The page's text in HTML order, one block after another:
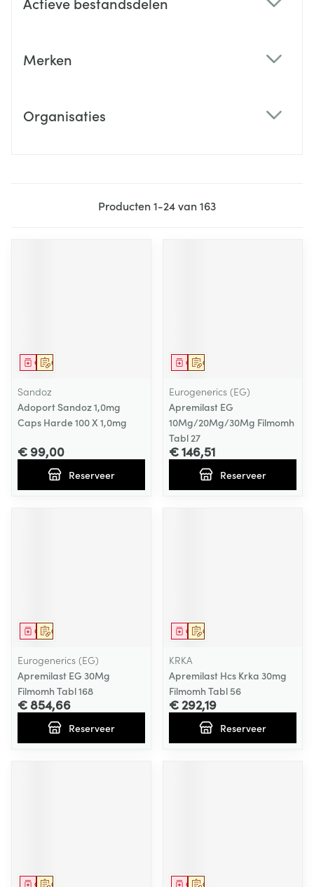
Merken
Organisaties
Producten1-24van163
Op voorschrift
Geneesmiddel
Sandoz
Adoport Sandoz 1,0mg
Caps Harde 100 X 1,0mg
€ 99,00
Reserveer
Op voorschrift
Geneesmiddel
Eurogenerics (EG)
Apremilast EG
10Mg/20Mg/30Mg Filmomh
Tabl 27
€ 146,51
Reserveer
Op voorschrift
Geneesmiddel
Eurogenerics (EG)
Apremilast EG 30Mg
Filmomh Tabl 168
€ 854,66
Reserveer
Op voorschrift
Geneesmiddel
KRKA
Apremilast Hcs Krka 30mg
Filmomh Tabl 56
€ 292,19
Reserveer
Op voorschrift
Geneesmiddel Op voorschrift
Geneesmiddel